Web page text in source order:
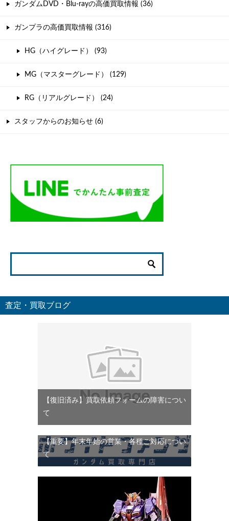
ガンダムDVD・Blu-rayの高価買取情報 (36)
ガンプラの高価買取情報 (316)
HG（ハイグレード） (93)
MG（マスターグレード） (129)
RG（リアルグレード） (24)
スタッフからのお知らせ (6)
査定・買取ブログ
【復旧済み】買取依頼フォームの障害につい
て
【重要】年末年始の営業・各種ご対応につい
て